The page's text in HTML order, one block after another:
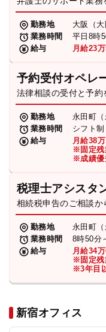
勤務地
大阪（大
業務時間
平日8時
給与
月給23
予約受付オペレ
法律相談の受付と予約
勤務地
永田町（
業務時間
シフト制
給与
月給38
※固定残
※成績優
税理士アシスタ
相続税申告のご相談
勤務地
永田町（
業務時間
8時50分
給与
月給34
※固定残
※3年目
新宿オフィス
求人採用
お知らせ
特設サイト
相談先情報サイト
プライバシーポリ